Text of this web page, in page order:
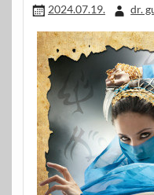
2024.07.19. dr.